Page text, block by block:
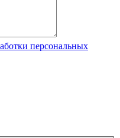
персональных